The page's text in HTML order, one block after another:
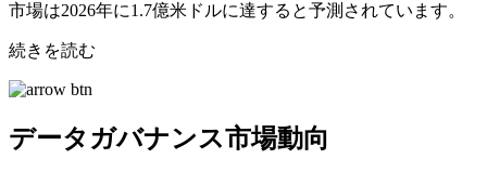
市場は2026年に1.7億米ドルに達すると予測されています。
続きを読む
データガバナンス市場動向